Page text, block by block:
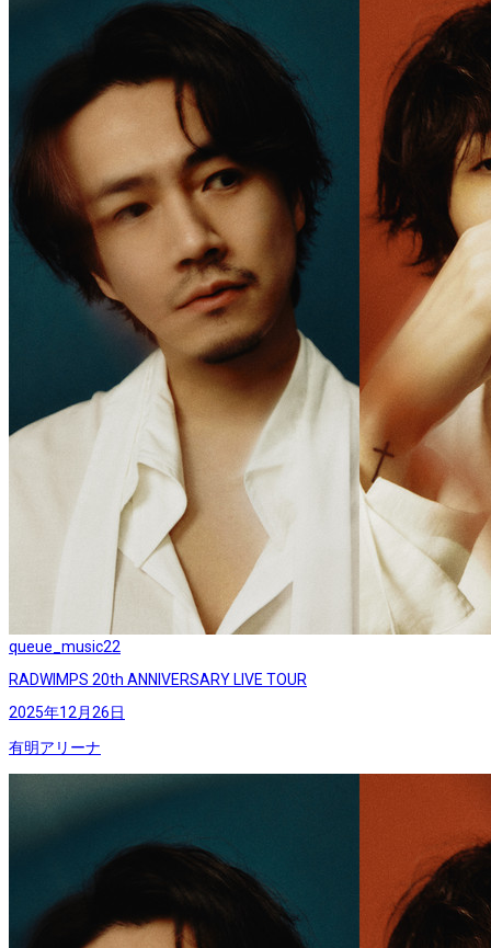
queue_music22
RADWIMPS 20th ANNIVERSARY LIVE TOUR
2025年12月26日
有明アリーナ